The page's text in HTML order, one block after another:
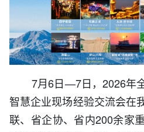
7月6日—7日，2026年
智慧企业现场经验交流会在
联、省企协、省内200余家